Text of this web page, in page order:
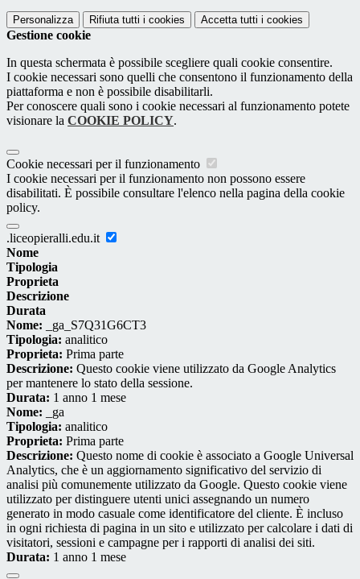
Personalizza Rifiuta tutti i cookies Accetta tutti i cookies
Gestione cookie
In questa schermata è possibile scegliere quali cookie consentire.
I cookie necessari sono quelli che consentono il funzionamento della
piattaforma e non è possibile disabilitarli.
Per conoscere quali sono i cookie necessari al funzionamento potete
visionare la COOKIE POLICY.
Cookie necessari per il funzionamento
I cookie necessari per il funzionamento non possono essere
disabilitati. È possibile consultare l'elenco nella pagina della cookie
policy.
.liceopieralli.edu.it
Nome
Tipologia
Proprieta
Descrizione
Durata
Nome: _ga_S7Q31G6CT3
Tipologia: analitico
Proprieta: Prima parte
Descrizione: Questo cookie viene utilizzato da Google Analytics
per mantenere lo stato della sessione.
Durata: 1 anno 1 mese
Nome: _ga
Tipologia: analitico
Proprieta: Prima parte
Descrizione: Questo nome di cookie è associato a Google Universal
Analytics, che è un aggiornamento significativo del servizio di
analisi più comunemente utilizzato da Google. Questo cookie viene
utilizzato per distinguere utenti unici assegnando un numero
generato in modo casuale come identificatore del cliente. È incluso
in ogni richiesta di pagina in un sito e utilizzato per calcolare i dati di
visitatori, sessioni e campagne per i rapporti di analisi dei siti.
Durata: 1 anno 1 mese